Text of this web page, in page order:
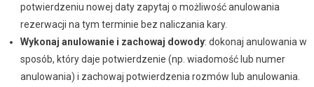
potwierdzeniu nowej daty zapytaj o możliwość anulowania
rezerwacji na tym terminie bez naliczania kary.
Wykonaj anulowanie i zachowaj dowody: dokonaj anulowania w
sposób, który daje potwierdzenie (np. wiadomość lub numer
anulowania) i zachowaj potwierdzenia rozmów lub anulowania.